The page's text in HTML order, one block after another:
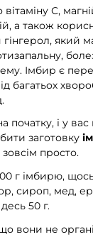
С,
а також
який
Імбир є
багатьох
початку, і у
заготовку
просто.
г імбирю,
сироп, мед,
50 г.
вони не